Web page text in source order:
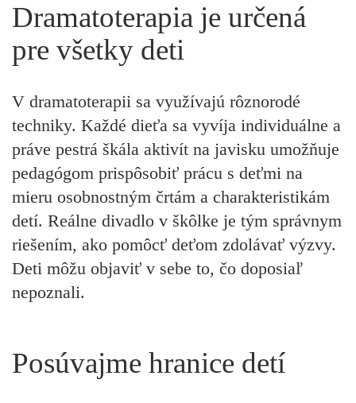
Dramatoterapia je určená
pre všetky deti
V dramatoterapii sa využívajú rôznorodé
techniky. Každé dieťa sa vyvíja individuálne a
práve pestrá škála aktivít na javisku umožňuje
pedagógom prispôsobiť prácu s deťmi na
mieru osobnostným črtám a charakteristikám
detí. Reálne divadlo v škôlke je tým správnym
riešením, ako pomôcť deťom zdolávať výzvy.
Deti môžu objaviť v sebe to, čo doposiaľ
nepoznali.
Posúvajme hranice detí